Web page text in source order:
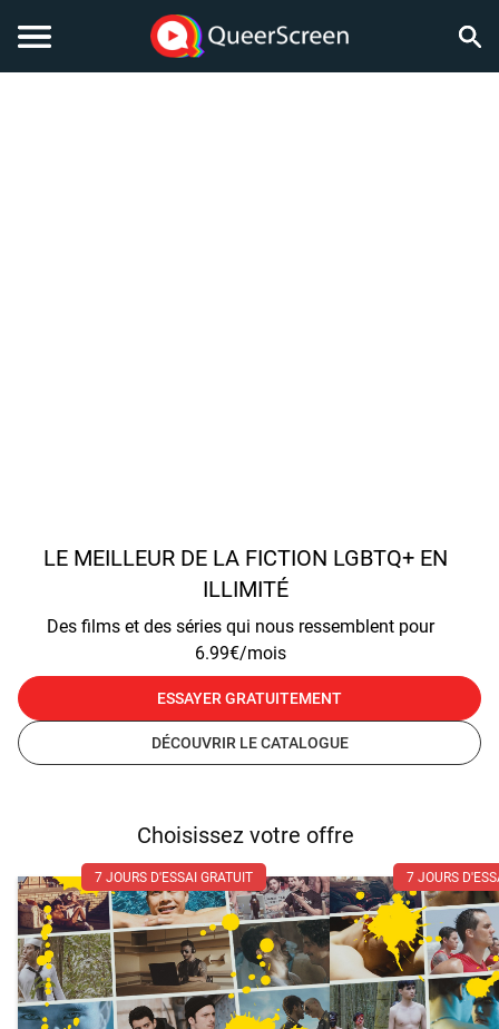
LE MEILLEUR DE LA FICTION LGBTQ+ EN
ILLIMITÉ
Des films et des séries qui nous ressemblent pour
6.99€/mois
ESSAYER GRATUITEMENT
DÉCOUVRIR LE CATALOGUE
Choisissez votre offre
7 JOURS D'ESSAI GRATUIT 7 JOURS